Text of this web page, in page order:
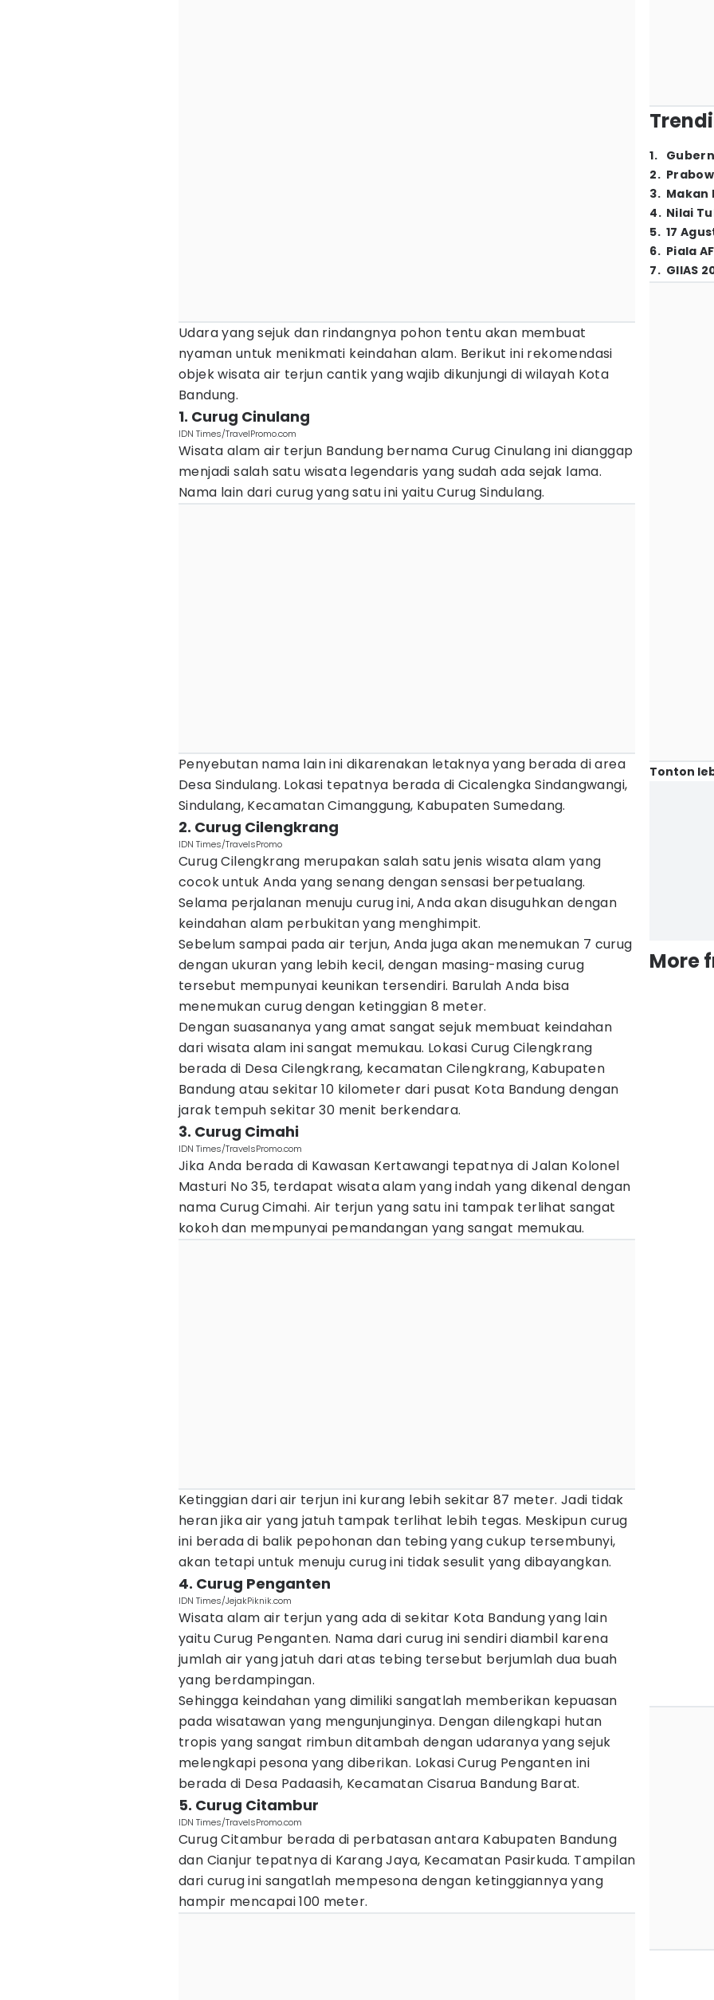
Udara yang sejuk dan rindangnya pohon tentu akan membuat
nyaman untuk menikmati keindahan alam. Berikut ini rekomendasi
objek wisata air terjun cantik yang wajib dikunjungi di wilayah Kota
Bandung.
1. Curug Cinulang
IDN Times/TravelPromo.com
Wisata alam air terjun Bandung bernama Curug Cinulang ini dianggap
menjadi salah satu wisata legendaris yang sudah ada sejak lama.
Nama lain dari curug yang satu ini yaitu Curug Sindulang.
Penyebutan nama lain ini dikarenakan letaknya yang berada di area
Desa Sindulang. Lokasi tepatnya berada di Cicalengka Sindangwangi,
Sindulang, Kecamatan Cimanggung, Kabupaten Sumedang.
2. Curug Cilengkrang
IDN Times/TravelsPromo
Curug Cilengkrang merupakan salah satu jenis wisata alam yang
cocok untuk Anda yang senang dengan sensasi berpetualang.
Selama perjalanan menuju curug ini, Anda akan disuguhkan dengan
keindahan alam perbukitan yang menghimpit.
Sebelum sampai pada air terjun, Anda juga akan menemukan 7 curug
dengan ukuran yang lebih kecil, dengan masing-masing curug
tersebut mempunyai keunikan tersendiri. Barulah Anda bisa
menemukan curug dengan ketinggian 8 meter.
Dengan suasananya yang amat sangat sejuk membuat keindahan
dari wisata alam ini sangat memukau. Lokasi Curug Cilengkrang
berada di Desa Cilengkrang, kecamatan Cilengkrang, Kabupaten
Bandung atau sekitar 10 kilometer dari pusat Kota Bandung dengan
jarak tempuh sekitar 30 menit berkendara.
3. Curug Cimahi
IDN Times/TravelsPromo.com
Jika Anda berada di Kawasan Kertawangi tepatnya di Jalan Kolonel
Masturi No 35, terdapat wisata alam yang indah yang dikenal dengan
nama Curug Cimahi. Air terjun yang satu ini tampak terlihat sangat
kokoh dan mempunyai pemandangan yang sangat memukau.
Ketinggian dari air terjun ini kurang lebih sekitar 87 meter. Jadi tidak
heran jika air yang jatuh tampak terlihat lebih tegas. Meskipun curug
ini berada di balik pepohonan dan tebing yang cukup tersembunyi,
akan tetapi untuk menuju curug ini tidak sesulit yang dibayangkan.
4. Curug Penganten
IDN Times/JejakPiknik.com
Wisata alam air terjun yang ada di sekitar Kota Bandung yang lain
yaitu Curug Penganten. Nama dari curug ini sendiri diambil karena
jumlah air yang jatuh dari atas tebing tersebut berjumlah dua buah
yang berdampingan.
Sehingga keindahan yang dimiliki sangatlah memberikan kepuasan
pada wisatawan yang mengunjunginya. Dengan dilengkapi hutan
tropis yang sangat rimbun ditambah dengan udaranya yang sejuk
melengkapi pesona yang diberikan. Lokasi Curug Penganten ini
berada di Desa Padaasih, Kecamatan Cisarua Bandung Barat.
5. Curug Citambur
IDN Times/TravelsPromo.com
Curug Citambur berada di perbatasan antara Kabupaten Bandung
dan Cianjur tepatnya di Karang Jaya, Kecamatan Pasirkuda. Tampilan
dari curug ini sangatlah mempesona dengan ketinggiannya yang
hampir mencapai 100 meter.
1.
2.
3. Makan
4. Nilai
5. 17
6. Piala
7. GIIAS
Tonton
More